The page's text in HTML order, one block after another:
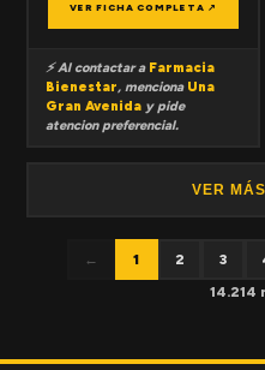
VER FICHA COMPLETA ↗
⚡ Al contactar a Farmacia
Bienestar, menciona Una
Gran Avenida y pide
atencion preferencial.
VER
← 1 2 3
14.214